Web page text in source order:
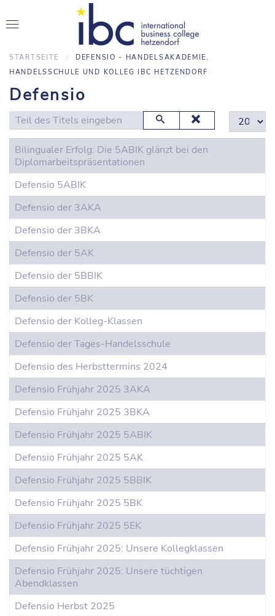
STARTSEITE
DEFENSIO - HANDELSAKADEMIE,
HANDELSSCHULE UND KOLLEG IBC HETZENDORF
Defensio
Teil des Titels eingeben Anzeige #
Bilingualer Erfolg: Die 5ABIK glänzt bei den
Diplomarbeitspräsentationen
Defensio 5ABIK
Defensio der 3AKA
Defensio der 3BKA
Defensio der 5AK
Defensio der 5BBIK
Defensio der 5BK
Defensio der Kolleg-Klassen
Defensio der Tages-Handelsschule
Defensio des Herbsttermins 2024
Defensio Frühjahr 2025 3AKA
Defensio Frühjahr 2025 3BKA
Defensio Frühjahr 2025 5ABIK
Defensio Frühjahr 2025 5AK
Defensio Frühjahr 2025 5BBIK
Defensio Frühjahr 2025 5BK
Defensio Frühjahr 2025 5EK
Defensio Frühjahr 2025: Unsere Kollegklassen
Defensio Frühjahr 2025: Unsere tüchtigen
Abendklassen
Defensio Herbst 2025